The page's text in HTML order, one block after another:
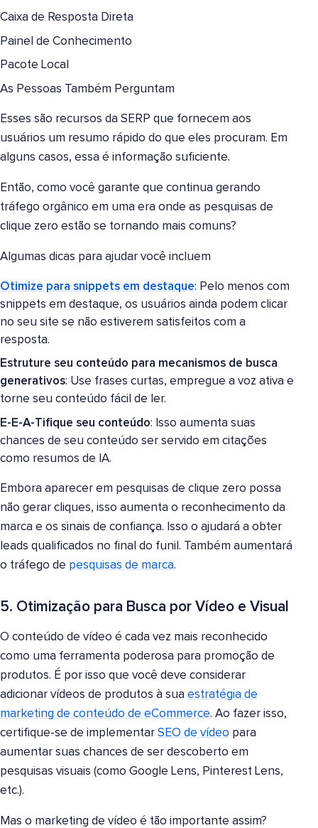
Caixa de Resposta Direta
Painel de Conhecimento
Pacote Local
As Pessoas Também Perguntam
Esses são recursos da SERP que fornecem aos
usuários um resumo rápido do que eles procuram. Em
alguns casos, essa é informação suficiente.
Então, como você garante que continua gerando
tráfego orgânico em uma era onde as pesquisas de
clique zero estão se tornando mais comuns?
Algumas dicas para ajudar você incluem
Otimize para snippets em destaque: Pelo menos com
snippets em destaque, os usuários ainda podem clicar
no seu site se não estiverem satisfeitos com a
resposta.
Estruture seu conteúdo para mecanismos de busca
generativos: Use frases curtas, empregue a voz ativa e
torne seu conteúdo fácil de ler.
E-E-A-Tifique seu conteúdo: Isso aumenta suas
chances de seu conteúdo ser servido em citações
como resumos de IA.
Embora aparecer em pesquisas de clique zero possa
não gerar cliques, isso aumenta o reconhecimento da
marca e os sinais de confiança. Isso o ajudará a obter
leads qualificados no final do funil. Também aumentará
o tráfego de pesquisas de marca.
5. Otimização para Busca por Vídeo e Visual
O conteúdo de vídeo é cada vez mais reconhecido
como uma ferramenta poderosa para promoção de
produtos. É por isso que você deve considerar
adicionar vídeos de produtos à sua estratégia de
marketing de conteúdo de eCommerce. Ao fazer isso,
certifique-se de implementar SEO de vídeo para
aumentar suas chances de ser descoberto em
pesquisas visuais (como Google Lens, Pinterest Lens,
etc.).
Mas o marketing de vídeo é tão importante assim?